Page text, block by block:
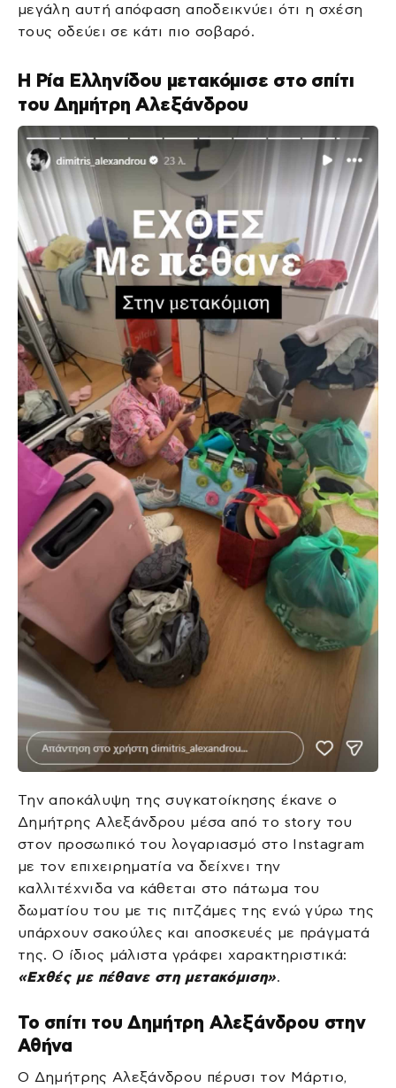
μεγάλη αυτή απόφαση αποδεικνύει ότι η σχέση
τους οδεύει σε κάτι πιο σοβαρό.
Η Ρία Ελληνίδου μετακόμισε στο σπίτι
του Δημήτρη Αλεξάνδρου
Την αποκάλυψη της συγκατοίκησης έκανε ο
Δημήτρης Αλεξάνδρου μέσα από το story του
στον προσωπικό του λογαριασμό στο Instagram
με τον επιχειρηματία να δείχνει την
καλλιτέχνιδα να κάθεται στο πάτωμα του
δωματίου του με τις πιτζάμες της ενώ γύρω της
υπάρχουν σακούλες και αποσκευές με πράγματά
της. Ο ίδιος μάλιστα γράφει χαρακτηριστικά:
«Εχθές με πέθανε στη μετακόμιση».
Το σπίτι του Δημήτρη Αλεξάνδρου στην
Αθήνα
Ο Δημήτρης Αλεξάνδρου πέρυσι τον Μάρτιο,